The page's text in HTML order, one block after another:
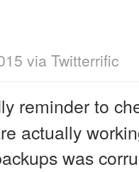
via Twitterrific
reminder to
actually
was